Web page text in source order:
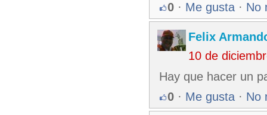
0 · Me gusta · No
Felix
10 de
Hay que hacer un
0 · Me gusta · No